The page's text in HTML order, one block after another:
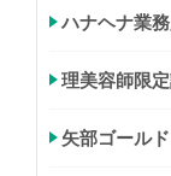
ハナヘナ業
理美容師限
矢部ゴールド